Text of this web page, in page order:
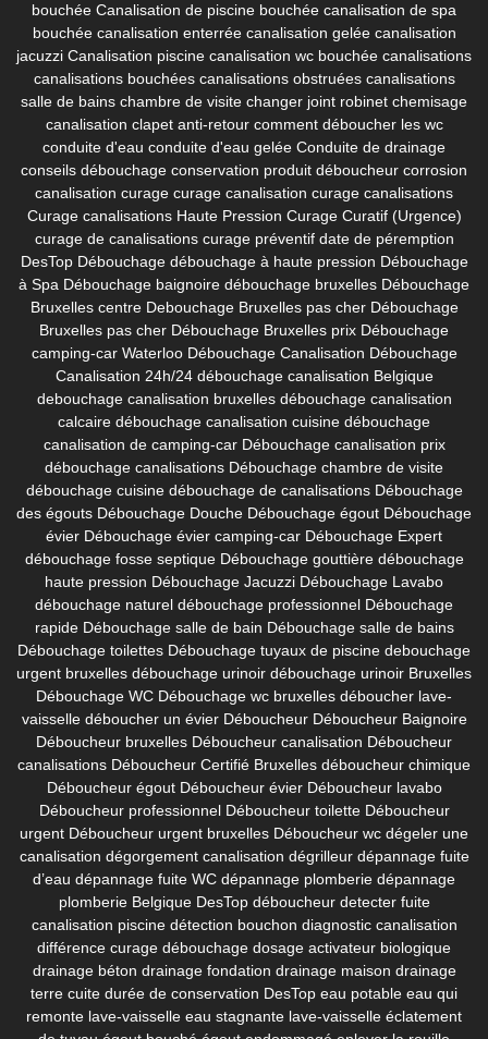
bouchée Canalisation de piscine bouchée canalisation de spa
bouchée canalisation enterrée canalisation gelée canalisation
jacuzzi Canalisation piscine canalisation wc bouchée canalisations
canalisations bouchées canalisations obstruées canalisations
salle de bains chambre de visite changer joint robinet chemisage
canalisation clapet anti-retour comment déboucher les wc
conduite d'eau conduite d'eau gelée Conduite de drainage
conseils débouchage conservation produit déboucheur corrosion
canalisation curage curage canalisation curage canalisations
Curage canalisations Haute Pression Curage Curatif (Urgence)
curage de canalisations curage préventif date de péremption
DesTop Débouchage débouchage à haute pression Débouchage
à Spa Débouchage baignoire débouchage bruxelles Débouchage
Bruxelles centre Debouchage Bruxelles pas cher Débouchage
Bruxelles pas cher Débouchage Bruxelles prix Débouchage
camping-car Waterloo Débouchage Canalisation Débouchage
Canalisation 24h/24 débouchage canalisation Belgique
debouchage canalisation bruxelles débouchage canalisation
calcaire débouchage canalisation cuisine débouchage
canalisation de camping-car Débouchage canalisation prix
débouchage canalisations Débouchage chambre de visite
débouchage cuisine débouchage de canalisations Débouchage
des égouts Débouchage Douche Débouchage égout Débouchage
évier Débouchage évier camping-car Débouchage Expert
débouchage fosse septique Débouchage gouttière débouchage
haute pression Débouchage Jacuzzi Débouchage Lavabo
débouchage naturel débouchage professionnel Débouchage
rapide Débouchage salle de bain Débouchage salle de bains
Débouchage toilettes Débouchage tuyaux de piscine debouchage
urgent bruxelles débouchage urinoir débouchage urinoir Bruxelles
Débouchage WC Débouchage wc bruxelles déboucher lave-
vaisselle déboucher un évier Déboucheur Déboucheur Baignoire
Déboucheur bruxelles Déboucheur canalisation Déboucheur
canalisations Déboucheur Certifié Bruxelles déboucheur chimique
Déboucheur égout Déboucheur évier Déboucheur lavabo
Déboucheur professionnel Déboucheur toilette Déboucheur
urgent Déboucheur urgent bruxelles Déboucheur wc dégeler une
canalisation dégorgement canalisation dégrilleur dépannage fuite
d’eau dépannage fuite WC dépannage plomberie dépannage
plomberie Belgique DesTop déboucheur detecter fuite
canalisation piscine détection bouchon diagnostic canalisation
différence curage débouchage dosage activateur biologique
drainage béton drainage fondation drainage maison drainage
terre cuite durée de conservation DesTop eau potable eau qui
remonte lave-vaisselle eau stagnante lave-vaisselle éclatement